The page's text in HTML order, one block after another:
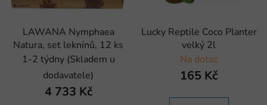
LAWANA Nymphaea
Natura, set leknínů, 12 ks
1-2 týdny (Skladem u
dodavatele)
4 733 Kč
Lucky Reptile Coco Planter
velký 2l
Na dotaz
165 Kč